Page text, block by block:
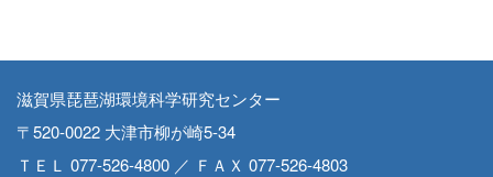
滋賀県琵琶湖環境科学研究センター
〒520-0022 大津市柳が崎5-34
ＴＥＬ 077-526-4800 ／ ＦＡＸ 077-526-4803